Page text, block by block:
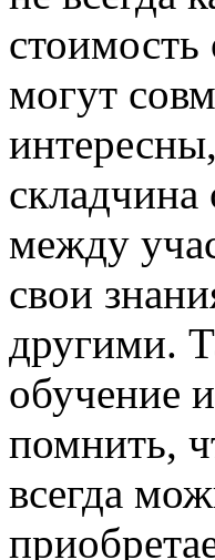
могут
между
свои
другими.
обучение
помнить,
всегда